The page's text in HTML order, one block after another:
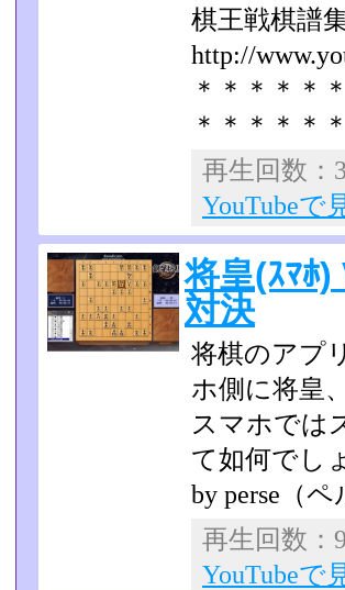
棋王戦棋譜
http://
＊＊＊＊＊
＊＊＊＊＊
再生回数
YouTubeで
将皇(ｽﾏﾎ
対決
将棋のアプ
ホ側に将皇
スマホでは
て如何でし
by perse（ペ
再生回数
YouTubeで